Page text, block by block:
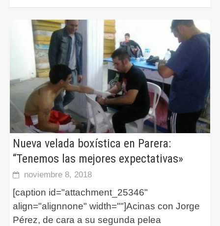
Nueva velada boxística en Parera:
“Tenemos las mejores expectativas»
noviembre 8, 2018
[caption id="attachment_25346"
align="alignnone" width=""]Acinas con Jorge
Pérez, de cara a su segunda pelea